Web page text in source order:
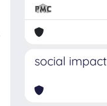
social impact